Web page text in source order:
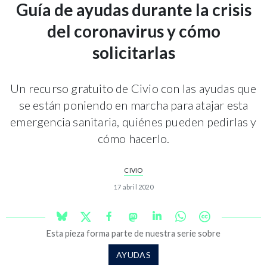
Guía de ayudas durante la crisis
del coronavirus y cómo
solicitarlas
Un recurso gratuito de Civio con las ayudas que
se están poniendo en marcha para atajar esta
emergencia sanitaria, quiénes pueden pedirlas y
cómo hacerlo.
CIVIO
17 abril 2020
Esta pieza forma parte de nuestra serie sobre
AYUDAS